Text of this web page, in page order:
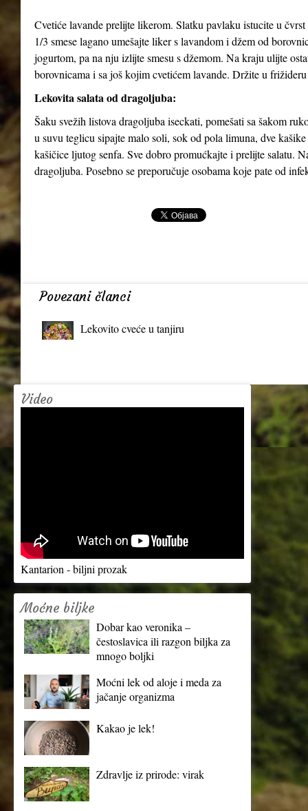
Cvetiće lavande prelijte likerom. Slatku pavlaku istucite u
1/3 smese lagano umešajte liker s lavandom i džem od
jogurtom, pa na nju izlijte smesu s džemom. Na kraju ulijte
borovnicama i sa još kojim cvetićem lavande. Držite u
Lekovita salata od dragoljuba:
Šaku svežih listova dragoljuba iseckati, pomešati sa šakom
u suvu teglicu sipajte malo soli, sok od pola limuna, dve
kašičice ljutog senfa. Sve dobro promućkajte i prelijte salatu.
dragoljuba. Posebno se preporučuje osobama koje pate od
Povezani članci
Lekovito cveće u tanjiru
Video
Kantarion - biljni prozak
Moćne biljke
Dobar kao veronika –
čestoslavica ili razgon biljka za
mnogo boljki
Moćni lek od aloje i meda za
jačanje organizma
Kakao je lek!
Zdravlje iz prirode: virak